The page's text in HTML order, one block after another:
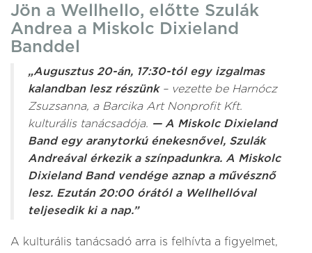
Jön a Wellhello, előtte Szulák
Andrea a Miskolc Dixieland
Banddel
„Augusztus 20-án, 17:30-tól egy izgalmas
kalandban lesz részünk– vezette be Harnócz
Zsuzsanna, a Barcika Art Nonprofit Kft.
kulturális tanácsadója. — A Miskolc Dixieland
Band egy aranytorkú énekesnővel, Szulák
Andreával érkezik a színpadunkra. A Miskolc
Dixieland Band vendége aznap a művésznő
lesz. Ezután 20:00 órától a Wellhellóval
teljesedik ki a nap.”
A kulturális tanácsadó arra is felhívta a figyelmet,